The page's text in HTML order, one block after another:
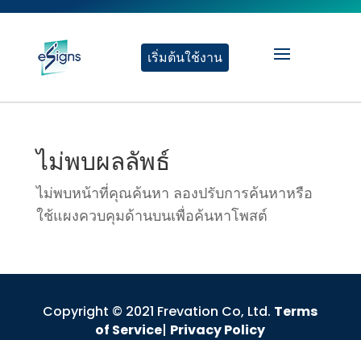
เริ่มต้นใช้งาน
ไม่พบผลลัพธ์
ไม่พบหน้าที่คุณค้นหา ลองปรับการค้นหาหรือ
ใช้แผงควบคุมด้านบนเพื่อค้นหาโพสต์
Copyright © 2021 Frevation Co, Ltd. Terms
of Service| Privacy Policy